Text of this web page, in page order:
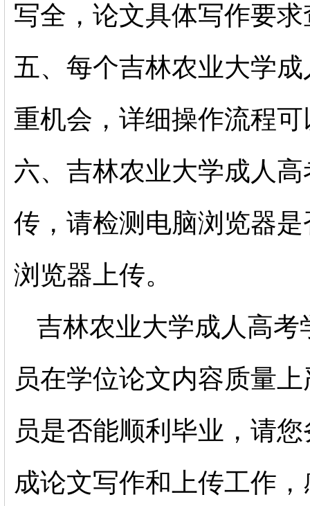
写全，论文具体写作要
五、每个吉林农业大学
重机会，详细操作流程
六、吉林农业大学成人
传，请检测电脑浏览器
浏览器上传。
吉林农业大学成人高考
员在学位论文内容质量
员是否能顺利毕业，请
成论文写作和上传工作